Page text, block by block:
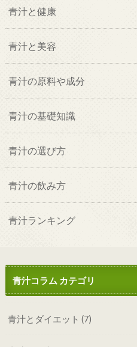
青汁と健康
青汁と美容
青汁の原料や成分
青汁の基礎知識
青汁の選び方
青汁の飲み方
青汁ランキング
青汁コラム カテゴリ
青汁とダイエット(7)